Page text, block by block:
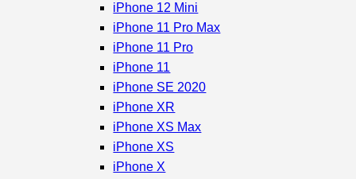
iPhone 12 Mini
iPhone 11 Pro Max
iPhone 11 Pro
iPhone 11
iPhone SE 2020
iPhone XR
iPhone XS Max
iPhone XS
iPhone X